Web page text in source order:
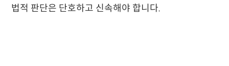
법적 판단은 단호하고 신속해야 합니다.